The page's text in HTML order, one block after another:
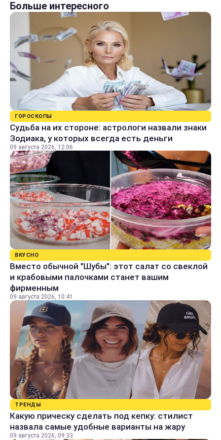
Больше интересного
ГОРОСКОПЫ
Судьба на их стороне: астрологи назвали знаки
Зодиака, у которых всегда есть деньги
09 августа 2026, 12:06
ВКУСНО
Вместо обычной "Шубы": этот салат со свеклой
и крабовыми палочками станет вашим
фирменным
09 августа 2026, 10:41
ТРЕНДЫ
Какую прическу сделать под кепку: стилист
назвала самые удобные варианты на жару
09 августа 2026, 09:33